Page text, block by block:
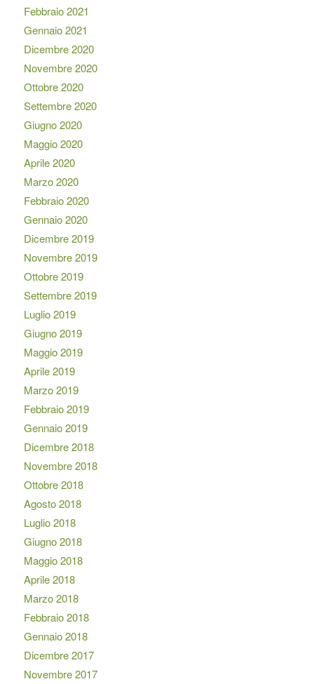
Febbraio 2021
Gennaio 2021
Dicembre 2020
Novembre 2020
Ottobre 2020
Settembre 2020
Giugno 2020
Maggio 2020
Aprile 2020
Marzo 2020
Febbraio 2020
Gennaio 2020
Dicembre 2019
Novembre 2019
Ottobre 2019
Settembre 2019
Luglio 2019
Giugno 2019
Maggio 2019
Aprile 2019
Marzo 2019
Febbraio 2019
Gennaio 2019
Dicembre 2018
Novembre 2018
Ottobre 2018
Agosto 2018
Luglio 2018
Giugno 2018
Maggio 2018
Aprile 2018
Marzo 2018
Febbraio 2018
Gennaio 2018
Dicembre 2017
Novembre 2017